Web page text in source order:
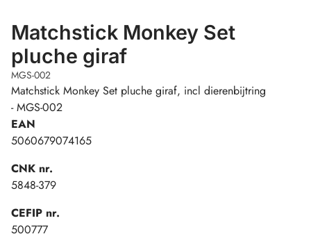
Matchstick Monkey Set
pluche giraf
MGS-002
Matchstick Monkey Set pluche giraf, incl dierenbijtring
- MGS-002
EAN
5060679074165
CNK nr.
5848-379
CEFIP nr.
500777